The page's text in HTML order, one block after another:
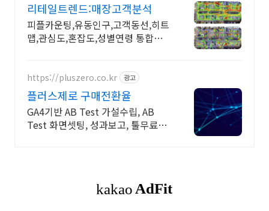
리테일트렌드:매장고객분석
피플카운팅,유동인구,고객동선,히트
맵,관심도,혼잡도,성별연령 통합분
https://pluszero.co.kr 광고
플러스제로 구매전환율
GA4기반 AB Test 가설수립, AB
Test 화면셋팅, 성과보고, 툴무료제